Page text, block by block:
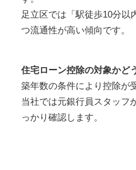
足立区では「駅徒歩10分以
つ流通性が高い傾向です。
住宅ローン控除の対象かど
築年数の条件により控除が
当社では元銀行員スタッフ
っかり確認します。